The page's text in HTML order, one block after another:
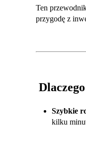
Ten
przygodę z
Szybkie
kilku